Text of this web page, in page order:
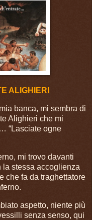
ALIGHIERI
banca, mi sembra di
Alighieri che mi
“Lasciate ogne
mi trovo davanti
la stessa accoglienza
che fa da traghettatore
aspetto, niente più
senza senso, qui